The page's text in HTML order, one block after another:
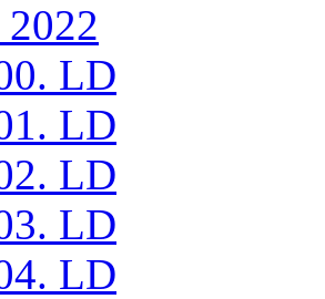
LD
LD
LD
LD
LD